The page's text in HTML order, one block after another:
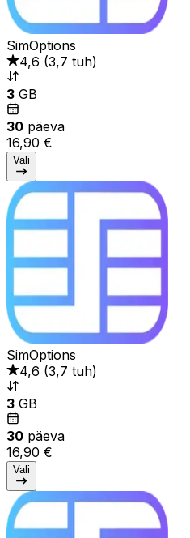
SimOptions
4,6 (3,7 tuh)
3 GB
30 päeva
16,90 €
Vali
SimOptions
4,6 (3,7 tuh)
3 GB
30 päeva
16,90 €
Vali